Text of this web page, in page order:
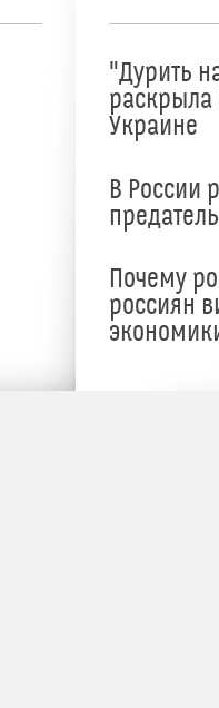
"Дурить
Украине
В России
Почему
россиян